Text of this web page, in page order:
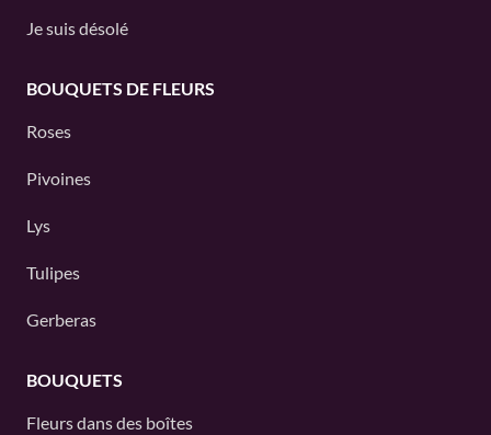
Je suis désolé
BOUQUETS DE FLEURS
Roses
Pivoines
Lys
Tulipes
Gerberas
BOUQUETS
Fleurs dans des boîtes